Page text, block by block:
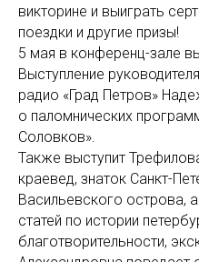
викторине и выиграть
поездки и другие призы!
5 мая в конференц-зале
Выступление
радио «Град Петров»
о паломнических
Соловков».
Также выступит
краевед, знаток Санкт-
Васильевского острова,
статей по истории
благотворительности,